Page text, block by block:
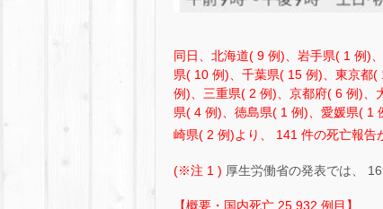
同日、北海道( 9 例)、岩手県( 1 例)
県( 10 例)、千葉県( 15 例)、東京都
例)、三重県( 2 例)、京都府( 6 例)、
県( 4 例)、徳島県( 1 例)、愛媛県( 1
崎県( 2 例)より、 141 件の死亡報告
(※注 1 ) 厚生労働省の発表では、
【概要・国内死亡 25,932 例目】